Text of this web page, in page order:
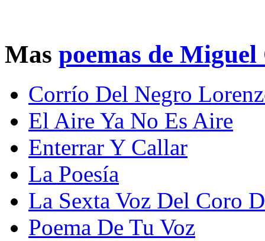
Mas poemas de
Corrío Del Negro
El Aire Ya No Es Aire
Enterrar Y Callar
La Poesía
La Sexta Voz Del Coro
Poema De Tu Voz